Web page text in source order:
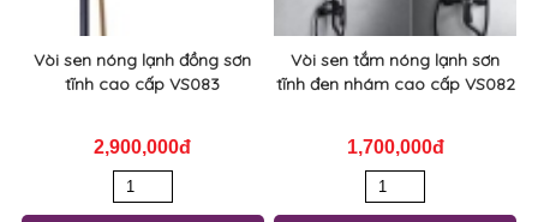
Vòi sen nóng lạnh đồng sơn
tĩnh cao cấp VS083
2,900,000đ
Vòi sen tắm nóng lạnh sơn
tĩnh đen nhám cao cấp VS082
1,700,000đ